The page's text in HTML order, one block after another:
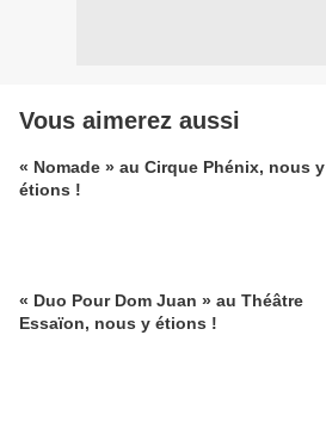
Vous aimerez aussi
« Nomade » au Cirque Phénix, nous y
étions !
« Duo Pour Dom Juan » au Théâtre
Essaïon, nous y étions !